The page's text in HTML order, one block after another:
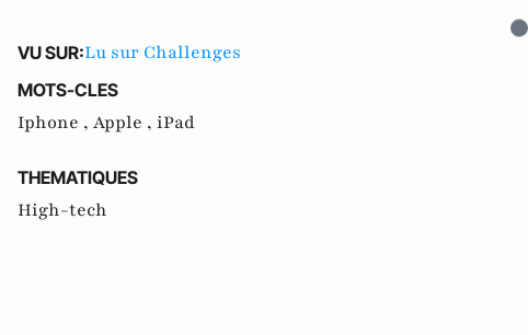
VU SUR:Lu sur Challenges
MOTS-CLES
Iphone , Apple , iPad
THEMATIQUES
High-tech